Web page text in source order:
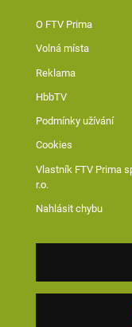
O FTV Prima
Volná místa
Reklama
HbbTV
Podmínky užívání
Cookies
Vlastník FTV Prima
r.o.
Nahlásit chybu